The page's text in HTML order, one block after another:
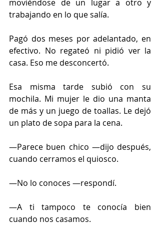
moviéndose de un lugar a otro y
trabajando en lo que salía.
Pagó dos meses por adelantado, en
efectivo. No regateó ni pidió ver la
casa. Eso me desconcertó.
Esa misma tarde subió con su
mochila. Mi mujer le dio una manta
de más y un juego de toallas. Le dejó
un plato de sopa para la cena.
—Parece buen chico —dijo después,
cuando cerramos el quiosco.
—No lo conoces —respondí.
—A ti tampoco te conocía bien
cuando nos casamos.